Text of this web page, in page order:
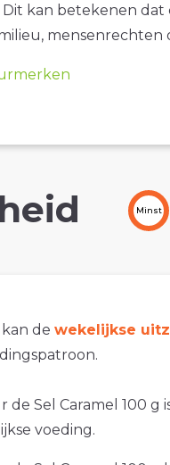
kan betekenen dat
mensenrechten
Minst
de wekelijkse
de Sel Caramel 100 g
voeding.